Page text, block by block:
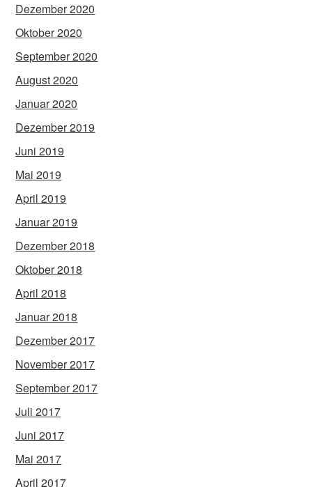
Dezember 2020
Oktober 2020
September 2020
August 2020
Januar 2020
Dezember 2019
Juni 2019
Mai 2019
April 2019
Januar 2019
Dezember 2018
Oktober 2018
April 2018
Januar 2018
Dezember 2017
November 2017
September 2017
Juli 2017
Juni 2017
Mai 2017
April 2017